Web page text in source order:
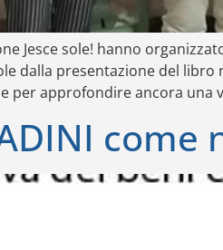
Jesce sole! hanno
dalla presentazione del
per approfondire ancora una